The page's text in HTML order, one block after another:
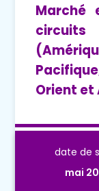
Marché
Orient et
date de
mai